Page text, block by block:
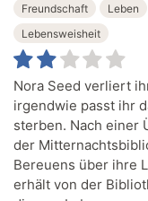
Freundschaft Leben
Lebensweisheit
Nora Seed verliert
irgendwie passt ihr
sterben. Nach einer
der
Bereuens über ihre
erhält von der